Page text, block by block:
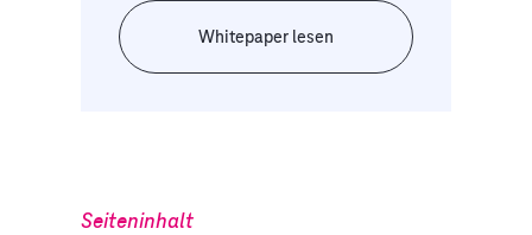
Whitepaper lesen
Seiteninhalt